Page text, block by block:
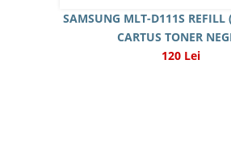
SAMSUNG MLT-D111S
CARTUS TONER
120 Lei